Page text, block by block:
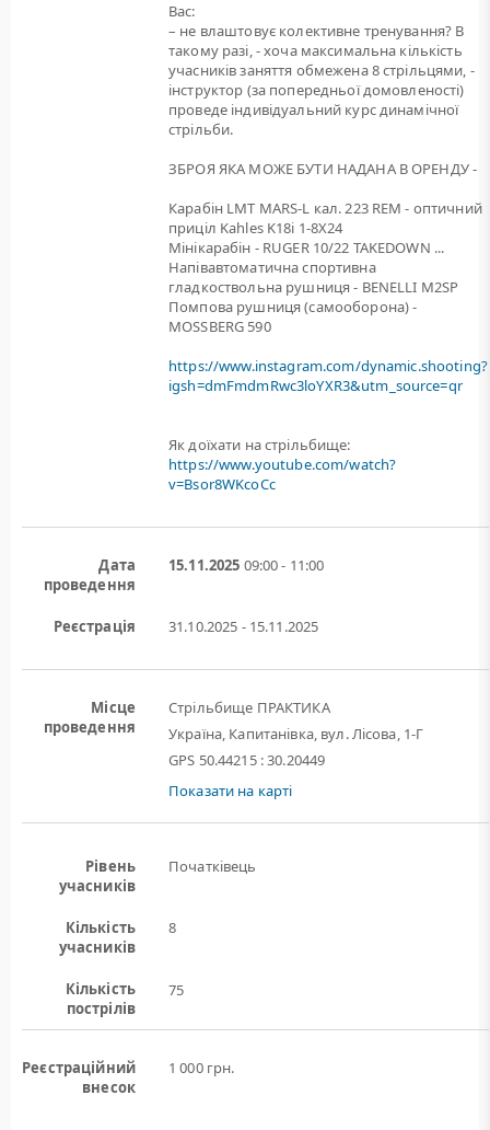
Вас:
– не влаштовує колективне тренування? В
такому разі, - хоча максимальна кількість
учасників заняття обмежена 8 стрільцями, -
інструктор (за попередньої домовленості)
проведе індивідуальний курс динамічної
стрільби.
ЗБРОЯ ЯКА МОЖЕ БУТИ НАДАНА В ОРЕНДУ -
Карабін LMT MARS-L кал. 223 REM - оптичний
приціл Kahles K18i 1-8X24
Мінікарабін - RUGER 10/22 TAKEDOWN ...
Напівавтоматична спортивна
гладкоствольна рушниця - BENELLI M2SP
Помпова рушниця (самооборона) -
MOSSBERG 590
https://www.instagram.com/dynamic.shooting?
igsh=dmFmdmRwc3loYXR3&utm_source=qr
Як доїхати на стрільбище:
https://www.youtube.com/watch?
v=Bsor8WKcoCc
Дата
проведення
15.11.2025 09:00 - 11:00
Реєстрація 31.10.2025 - 15.11.2025
Місце
проведення
Стрільбище ПРАКТИКА
Україна, Капитанівка, вул. Лісова, 1-Г
GPS 50.44215 : 30.20449
Показати на карті
Рівень
учасників
Початківець
Кількість
учасників
8
Кількість
пострілів
75
Реєстраційний
внесок
1 000 грн.